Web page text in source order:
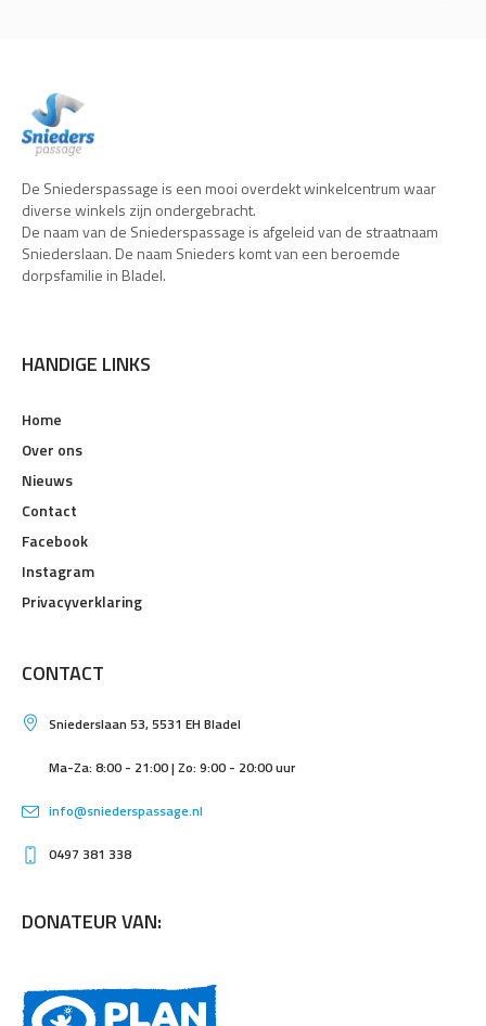
De Sniederspassage is een mooi overdekt winkelcentrum waar
diverse winkels zijn ondergebracht.
De naam van de Sniederspassage is afgeleid van de straatnaam
Sniederslaan. De naam Snieders komt van een beroemde
dorpsfamilie in Bladel.
HANDIGE LINKS
Home
Over ons
Nieuws
Contact
Facebook
Instagram
Privacyverklaring
CONTACT
Sniederslaan 53, 5531 EH Bladel
Ma-Za: 8:00 - 21:00 | Zo: 9:00 - 20:00 uur
info@sniederspassage.nl
0497 381 338
DONATEUR VAN: